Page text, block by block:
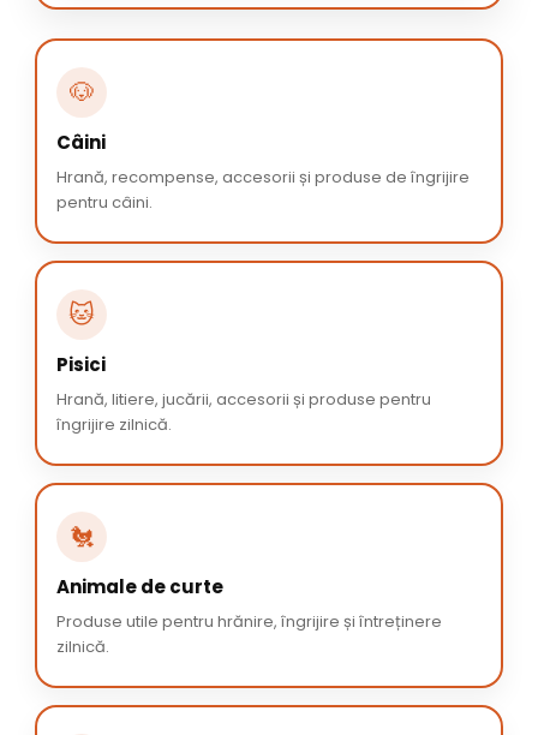
🐶
Câini
Hrană, recompense, accesorii și produse de îngrijire
pentru câini.
🐱
Pisici
Hrană, litiere, jucării, accesorii și produse pentru
îngrijire zilnică.
🐔
Animale de curte
Produse utile pentru hrănire, îngrijire și întreținere
zilnică.